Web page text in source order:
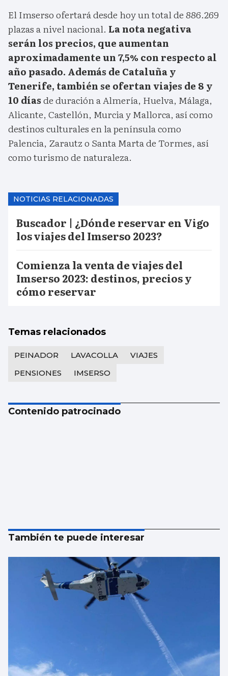
El Imserso ofertará desde hoy un total de 886.269
plazas a nivel nacional. La nota negativa
serán los precios, que aumentan
aproximadamente un 7,5% con respecto al
año pasado. Además de Cataluña y
Tenerife, también se ofertan viajes de 8 y
10 díasde duración a Almería, Huelva, Málaga,
Alicante, Castellón, Murcia y Mallorca, así como
destinos culturales en la península como
Palencia, Zarautz o Santa Marta de Tormes, así
como turismo de naturaleza.
NOTICIAS RELACIONADAS
Buscador | ¿Dónde reservar en Vigo
los viajes del Imserso 2023?
Comienza la venta de viajes del
Imserso 2023: destinos, precios y
cómo reservar
Temas relacionados
PEINADOR LAVACOLLA
VIAJES
PENSIONES
IMSERSO
Contenido patrocinado
También te puede interesar